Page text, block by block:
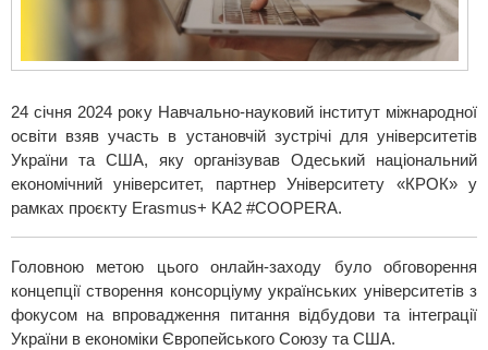
24 січня 2024 року Навчально-науковий інститут міжнародної
освіти взяв участь в установчій зустрічі для університетів
України та США, яку організував Одеський національний
економічний університет, партнер Університету «КРОК» у
рамках проєкту Erasmus+ KA2 #COOPERA.
Головною метою цього онлайн-заходу було обговорення
концепції створення консорціуму українських університетів з
фокусом на впровадження питання відбудови та інтеграції
України в економіки Європейського Союзу та США.